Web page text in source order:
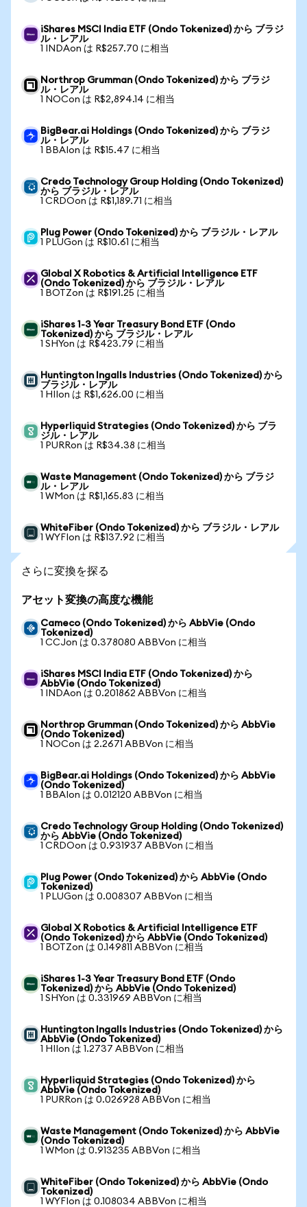
iShares MSCI India ETF (Ondo Tokenized) から ブラジ
ル・レアル
1 INDAon は R$257.70 に相当
Northrop Grumman (Ondo Tokenized) から ブラジ
ル・レアル
1 NOCon は R$2,894.14 に相当
BigBear.ai Holdings (Ondo Tokenized) から ブラジ
ル・レアル
1 BBAIon は R$15.47 に相当
Credo Technology Group Holding (Ondo Tokenized)
から ブラジル・レアル
1 CRDOon は R$1,189.71 に相当
Plug Power (Ondo Tokenized) から ブラジル・レアル
1 PLUGon は R$10.61 に相当
Global X Robotics & Artificial Intelligence ETF
(Ondo Tokenized) から ブラジル・レアル
1 BOTZon は R$191.25 に相当
iShares 1-3 Year Treasury Bond ETF (Ondo
Tokenized) から ブラジル・レアル
1 SHYon は R$423.79 に相当
Huntington Ingalls Industries (Ondo Tokenized) から
ブラジル・レアル
1 HIIon は R$1,626.00 に相当
Hyperliquid Strategies (Ondo Tokenized) から ブラ
ジル・レアル
1 PURRon は R$34.38 に相当
Waste Management (Ondo Tokenized) から ブラジ
ル・レアル
1 WMon は R$1,165.83 に相当
WhiteFiber (Ondo Tokenized) から ブラジル・レアル
1 WYFIon は R$137.92 に相当
さらに変換を探る
アセット変換の高度な機能
Cameco (Ondo Tokenized) から AbbVie (Ondo
Tokenized)
1 CCJon は 0.378080 ABBVon に相当
iShares MSCI India ETF (Ondo Tokenized) から
AbbVie (Ondo Tokenized)
1 INDAon は 0.201862 ABBVon に相当
Northrop Grumman (Ondo Tokenized) から AbbVie
(Ondo Tokenized)
1 NOCon は 2.2671 ABBVon に相当
BigBear.ai Holdings (Ondo Tokenized) から AbbVie
(Ondo Tokenized)
1 BBAIon は 0.012120 ABBVon に相当
Credo Technology Group Holding (Ondo Tokenized)
から AbbVie (Ondo Tokenized)
1 CRDOon は 0.931937 ABBVon に相当
Plug Power (Ondo Tokenized) から AbbVie (Ondo
Tokenized)
1 PLUGon は 0.008307 ABBVon に相当
Global X Robotics & Artificial Intelligence ETF
(Ondo Tokenized) から AbbVie (Ondo Tokenized)
1 BOTZon は 0.149811 ABBVon に相当
iShares 1-3 Year Treasury Bond ETF (Ondo
Tokenized) から AbbVie (Ondo Tokenized)
1 SHYon は 0.331969 ABBVon に相当
Huntington Ingalls Industries (Ondo Tokenized) から
AbbVie (Ondo Tokenized)
1 HIIon は 1.2737 ABBVon に相当
Hyperliquid Strategies (Ondo Tokenized) から
AbbVie (Ondo Tokenized)
1 PURRon は 0.026928 ABBVon に相当
Waste Management (Ondo Tokenized) から AbbVie
(Ondo Tokenized)
1 WMon は 0.913235 ABBVon に相当
WhiteFiber (Ondo Tokenized) から AbbVie (Ondo
Tokenized)
1 WYFIon は 0.108034 ABBVon に相当